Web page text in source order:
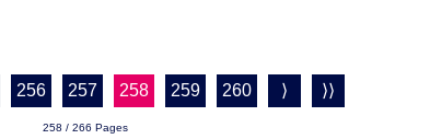
256 257 258 259 260 ⟩ ⟩⟩
258 / 266 Pages